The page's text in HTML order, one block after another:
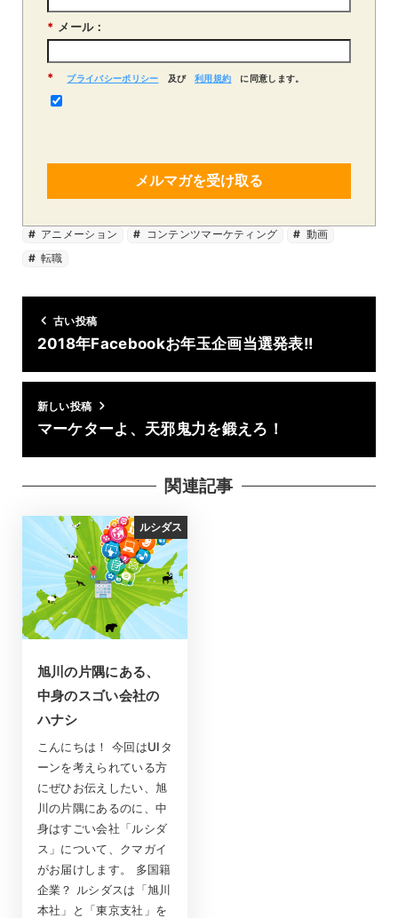
* メール：
* プライバシーポリシー 及び 利用規約 に同意します。
メルマガを受け取る
アニメーション コンテンツマーケティング
動画
転職
古い投稿
2018年Facebookお年玉企画当選発表!!
新しい投稿
マーケターよ、天邪鬼力を鍛えろ！
関連記事
ルシダス
旭川の片隅にある、
中身のスゴい会社の
ハナシ
こんにちは！ 今回はUIタ
ーンを考えられている方
にぜひお伝えしたい、旭
川の片隅にあるのに、中
身はすごい会社「ルシダ
ス」について、クマガイ
がお届けします。 多国籍
企業？ ルシダスは「旭川
本社」と「東京支社」を